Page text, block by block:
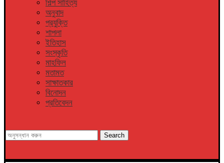
শিল্প সাহিত্য
অনুবাদ
প্রযুক্তি
শাপলা
ইতিহাস
সংস্কৃতি
মাহফিল
মতামত
সাক্ষাতকার
বিনোদন
প্রতিবেদন
Search